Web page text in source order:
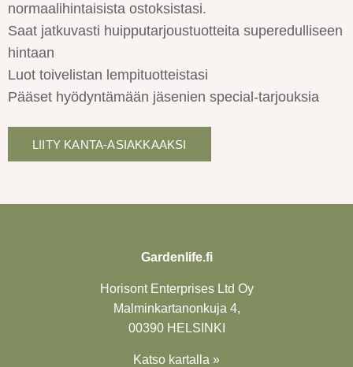
normaalihintaisista ostoksistasi.
Saat jatkuvasti huipputarjoustuotteita superedulliseen
hintaan
Luot toivelistan lempituotteistasi
Pääset hyödyntämään jäsenien special-tarjouksia
LIITY KANTA-ASIAKKAAKSI
Gardenlife.fi
Horisont Enterprises Ltd Oy
Malminkartanonkuja 4,
00390 HELSINKI
Katso kartalla »